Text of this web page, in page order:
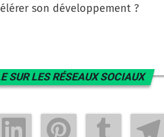
son développement ?
SUR LES RÉSEAUX SOCIAUX